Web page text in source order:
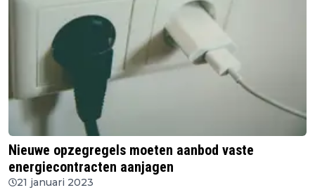
Nieuwe opzegregels moeten aanbod vaste
energiecontracten aanjagen
21 januari 2023